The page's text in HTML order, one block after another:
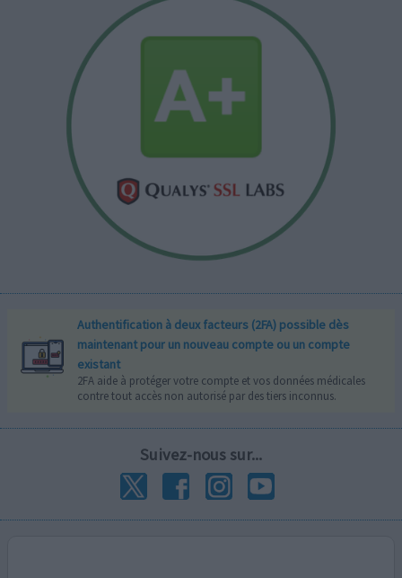
Authentification à deux facteurs (2FA) possible dès
maintenant pour un nouveau compte ou un compte
existant
2FA aide à protéger votre compte et vos données médicales
contre tout accès non autorisé par des tiers inconnus.
Suivez-nous sur...